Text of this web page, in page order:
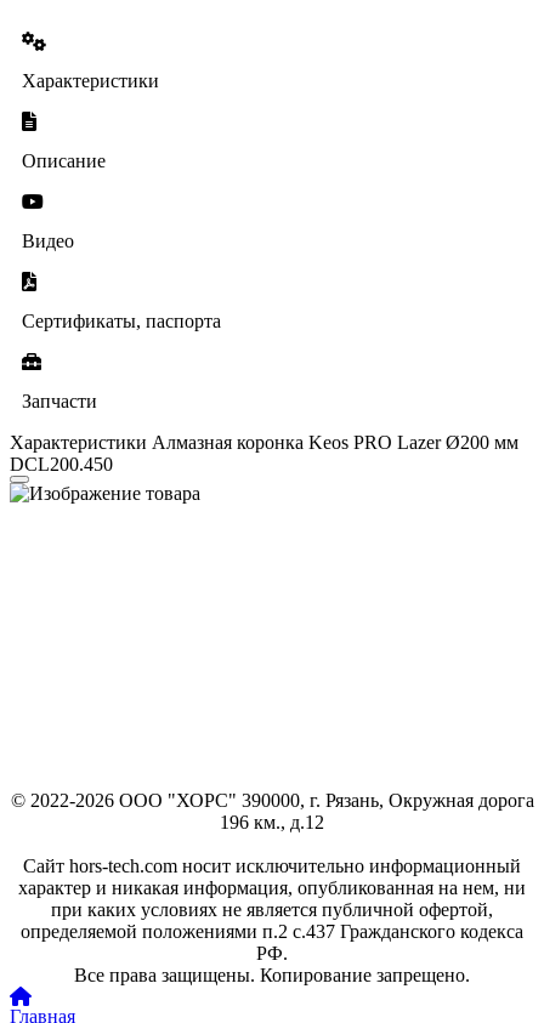
Характеристики
Описание
Видео
Сертификаты, паспорта
Запчасти
Характеристики Алмазная коронка Keos PRO Lazer Ø200 мм
DCL200.450
© 2022-2026 ООО "ХОРС" 390000, г. Рязань, Окружная дорога
196 км., д.12
Сайт hors-tech.com носит исключительно информационный
характер и никакая информация, опубликованная на нем, ни
при каких условиях не является публичной офертой,
определяемой положениями п.2 с.437 Гражданского кодекса
РФ.
Все права защищены. Копирование запрещено.
Главная